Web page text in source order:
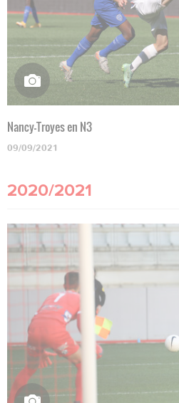
Nancy-Troyes en N3
09/09/2021
2020/2021